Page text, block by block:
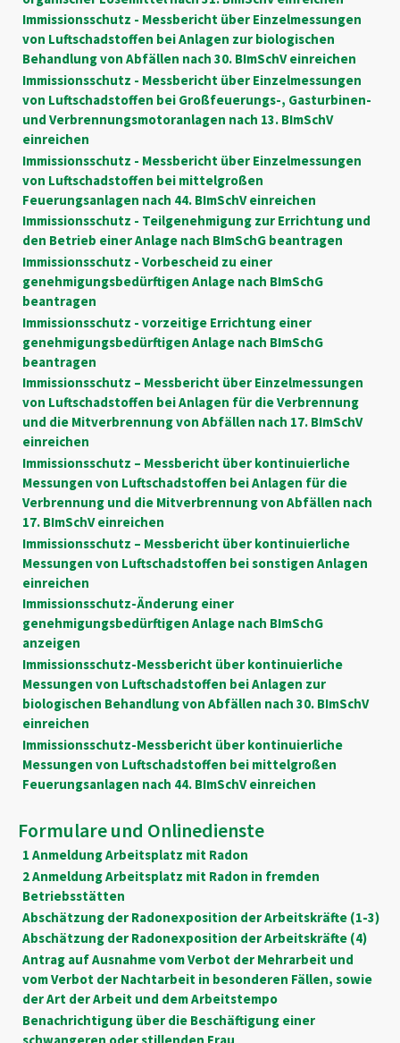
Immissionsschutz - Messbericht über Einzelmessungen
von Luftschadstoffen bei Anlagen zur biologischen
Behandlung von Abfällen nach 30. BImSchV einreichen
Immissionsschutz - Messbericht über Einzelmessungen
von Luftschadstoffen bei Großfeuerungs-, Gasturbinen-
und Verbrennungsmotoranlagen nach 13. BImSchV
einreichen
Immissionsschutz - Messbericht über Einzelmessungen
von Luftschadstoffen bei mittelgroßen
Feuerungsanlagen nach 44. BImSchV einreichen
Immissionsschutz - Teilgenehmigung zur Errichtung und
den Betrieb einer Anlage nach BImSchG beantragen
Immissionsschutz - Vorbescheid zu einer
genehmigungsbedürftigen Anlage nach BImSchG
beantragen
Immissionsschutz - vorzeitige Errichtung einer
genehmigungsbedürftigen Anlage nach BImSchG
beantragen
Immissionsschutz – Messbericht über Einzelmessungen
von Luftschadstoffen bei Anlagen für die Verbrennung
und die Mitverbrennung von Abfällen nach 17. BImSchV
einreichen
Immissionsschutz – Messbericht über kontinuierliche
Messungen von Luftschadstoffen bei Anlagen für die
Verbrennung und die Mitverbrennung von Abfällen nach
17. BImSchV einreichen
Immissionsschutz – Messbericht über kontinuierliche
Messungen von Luftschadstoffen bei sonstigen Anlagen
einreichen
Immissionsschutz-Änderung einer
genehmigungsbedürftigen Anlage nach BImSchG
anzeigen
Immissionsschutz-Messbericht über kontinuierliche
Messungen von Luftschadstoffen bei Anlagen zur
biologischen Behandlung von Abfällen nach 30. BImSchV
einreichen
Immissionsschutz-Messbericht über kontinuierliche
Messungen von Luftschadstoffen bei mittelgroßen
Feuerungsanlagen nach 44. BImSchV einreichen
Formulare und Onlinedienste
1 Anmeldung Arbeitsplatz mit Radon
2 Anmeldung Arbeitsplatz mit Radon in fremden
Betriebsstätten
Abschätzung der Radonexposition der Arbeitskräfte (1-3)
Abschätzung der Radonexposition der Arbeitskräfte (4)
Antrag auf Ausnahme vom Verbot der Mehrarbeit und
vom Verbot der Nachtarbeit in besonderen Fällen, sowie
der Art der Arbeit und dem Arbeitstempo
Benachrichtigung über die Beschäftigung einer